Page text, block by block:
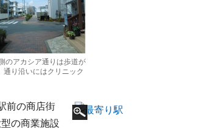
のアカシア通りは歩道が
り沿いにはクリニック
前の商店街
の商業施設